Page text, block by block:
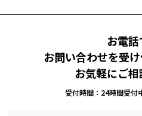
お電話
お問い合わせを受け
お気軽にご
受付時間：24時間受付